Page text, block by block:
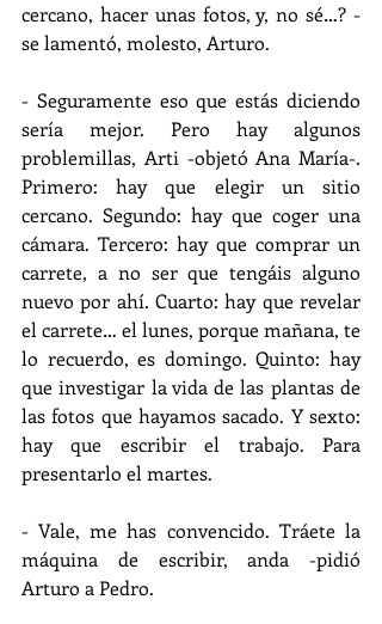
cercano, hacer unas fotos, y, no sé…? -
se lamentó, molesto, Arturo.
- Seguramente eso que estás diciendo
sería mejor. Pero hay algunos
problemillas, Arti -objetó Ana María-.
Primero: hay que elegir un sitio
cercano. Segundo: hay que coger una
cámara. Tercero: hay que comprar un
carrete, a no ser que tengáis alguno
nuevo por ahí. Cuarto: hay que revelar
el carrete… el lunes, porque mañana, te
lo recuerdo, es domingo. Quinto: hay
que investigar la vida de las plantas de
las fotos que hayamos sacado. Y sexto:
hay que escribir el trabajo. Para
presentarlo el martes.
- Vale, me has convencido. Tráete la
máquina de escribir, anda -pidió
Arturo a Pedro.